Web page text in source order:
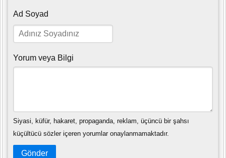
Ad Soyad
Yorum veya Bilgi
Siyasi, küfür, hakaret, propaganda, reklam, üçüncü bir şahsı
küçültücü sözler içeren yorumlar onaylanmamaktadır.
Gönder